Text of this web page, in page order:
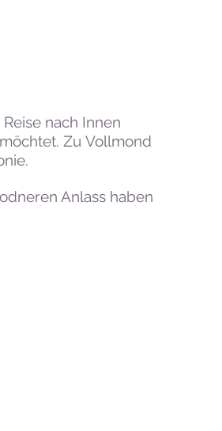
nach Innen
Zu Vollmond
Anlass haben